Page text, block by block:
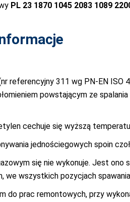
PL 23 1870 1045 2083 1089
referencyjny 311 wg PN-EN
powstającym ze
cechuje się wyższą
jednościegowych spoin
się nie wykonuje. Jest
we wszystkich pozycjach
do prac remontowych, przy